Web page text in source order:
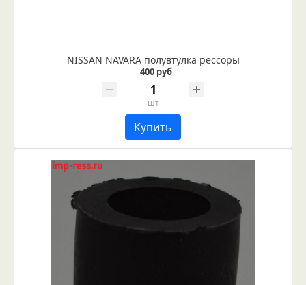
NISSAN NAVARA полувтулка рессоры
400 руб
шт
Купить